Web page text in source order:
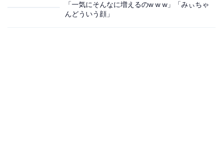
「一気にそんなに増えるのw w w」「みぃちゃ
んどういう顔」